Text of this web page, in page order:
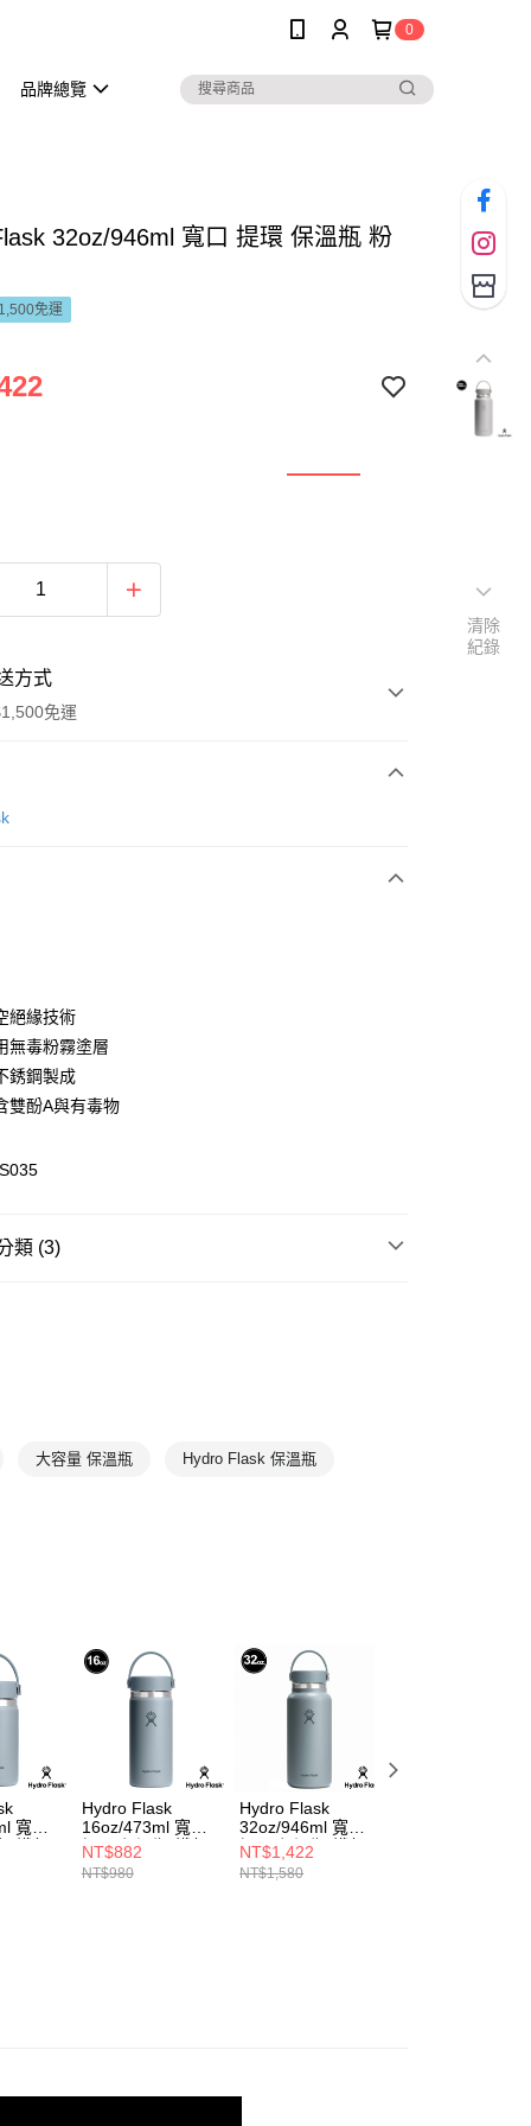
0
品牌總覽
32oz/946ml 寬口 提環 保溫瓶 粉
免運
方式
免運
款
速到店)
，滿NT$1,500(含以上)免運費
，滿NT$1,500(含以上)免運費
絕緣技術
無毒粉霧塗層
銹鋼製成
雙酚A與有毒物
類 (3)
大容量 保溫瓶 Hydro Flask 保溫瓶
寬口
Hydro Flask
16oz/473ml 寬口
提環 保溫瓶 鐵灰
NT$882
NT$980
Hydro Flask
32oz/946ml 寬口
提環 保溫瓶 鐵灰
NT$1,422
NT$1,580
清除
紀錄